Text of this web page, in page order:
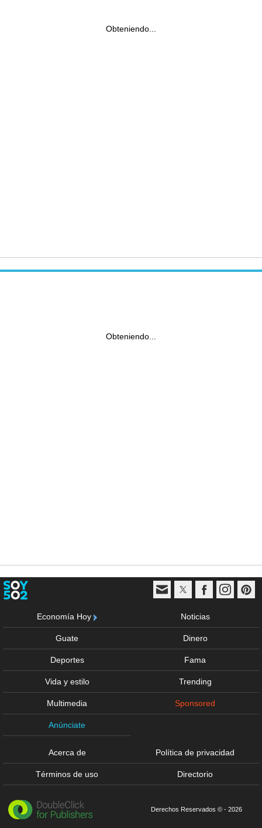
Obteniendo...
Obteniendo...
Economía Hoy Noticias
Guate Dinero
Deportes Fama
Vida y estilo Trending
Multimedia Sponsored
Anúnciate
Acerca de Política de privacidad
Términos de uso Directorio
Derechos Reservados © - 2026